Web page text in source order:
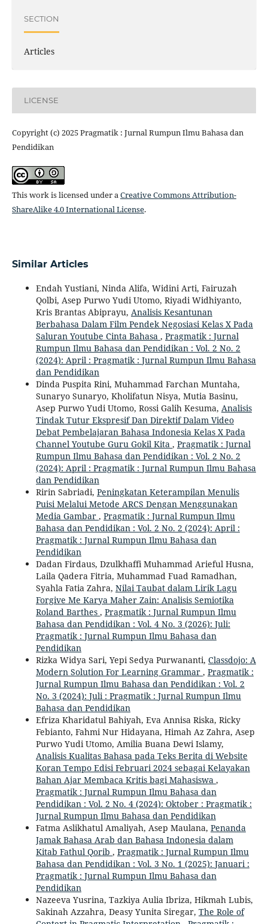
SECTION
Articles
LICENSE
Copyright (c) 2025 Pragmatik : Jurnal Rumpun Ilmu Bahasa dan
Pendidikan
This work is licensed under a Creative Commons Attribution-
ShareAlike 4.0 International License.
Similar Articles
Endah Yustiani, Ninda Alifa, Widini Arti, Fairuzah
Qolbi, Asep Purwo Yudi Utomo, Riyadi Widhiyanto,
Kris Brantas Abiprayu, Analisis Kesantunan
Berbahasa Dalam Film Pendek Negosiasi Kelas X Pada
Saluran Youtube Cinta Bahasa , Pragmatik : Jurnal
Rumpun Ilmu Bahasa dan Pendidikan : Vol. 2 No. 2
(2024): April : Pragmatik : Jurnal Rumpun Ilmu Bahasa
dan Pendidikan
Dinda Puspita Rini, Muhammad Farchan Muntaha,
Sunaryo Sunaryo, Kholifatun Nisya, Mutia Basinu,
Asep Purwo Yudi Utomo, Rossi Galih Kesuma, Analisis
Tindak Tutur Ekspresif Dan Direktif Dalam Video
Debat Pembelajaran Bahasa Indonesia Kelas X Pada
Channel Youtube Guru Gokil Kita , Pragmatik : Jurnal
Rumpun Ilmu Bahasa dan Pendidikan : Vol. 2 No. 2
(2024): April : Pragmatik : Jurnal Rumpun Ilmu Bahasa
dan Pendidikan
Ririn Sabriadi, Peningkatan Keterampilan Menulis
Puisi Melalui Metode ARCS Dengan Menggunakan
Media Gambar , Pragmatik : Jurnal Rumpun Ilmu
Bahasa dan Pendidikan : Vol. 2 No. 2 (2024): April :
Pragmatik : Jurnal Rumpun Ilmu Bahasa dan
Pendidikan
Dadan Firdaus, Dzulkhaffi Muhammad Arieful Husna,
Laila Qadera Fitria, Muhammad Fuad Ramadhan,
Syahla Fatia Zahra, Nilai Taubat dalam Lirik Lagu
Forgive Me Karya Maher Zain: Analisis Semiotika
Roland Barthes , Pragmatik : Jurnal Rumpun Ilmu
Bahasa dan Pendidikan : Vol. 4 No. 3 (2026): Juli:
Pragmatik : Jurnal Rumpun Ilmu Bahasa dan
Pendidikan
Rizka Widya Sari, Yepi Sedya Purwananti, Classdojo: A
Modern Solution For Learning Grammar , Pragmatik :
Jurnal Rumpun Ilmu Bahasa dan Pendidikan : Vol. 2
No. 3 (2024): Juli : Pragmatik : Jurnal Rumpun Ilmu
Bahasa dan Pendidikan
Efriza Kharidatul Bahiyah, Eva Annisa Riska, Ricky
Febianto, Fahmi Nur Hidayana, Himah Az Zahra, Asep
Purwo Yudi Utomo, Amilia Buana Dewi Islamy,
Analisis Kualitas Bahasa pada Teks Berita di Website
Koran Tempo Edisi Februari 2024 sebagai Kelayakan
Bahan Ajar Membaca Kritis bagi Mahasiswa ,
Pragmatik : Jurnal Rumpun Ilmu Bahasa dan
Pendidikan : Vol. 2 No. 4 (2024): Oktober : Pragmatik :
Jurnal Rumpun Ilmu Bahasa dan Pendidikan
Fatma Aslikhatul Amaliyah, Asep Maulana, Penanda
Jamak Bahasa Arab dan Bahasa Indonesia dalam
Kitab Fathul Qorib , Pragmatik : Jurnal Rumpun Ilmu
Bahasa dan Pendidikan : Vol. 3 No. 1 (2025): Januari :
Pragmatik : Jurnal Rumpun Ilmu Bahasa dan
Pendidikan
Nazeeva Yusrina, Tazkiya Aulia Ibriza, Hikmah Lubis,
Sakinah Azzahra, Deasy Yunita Siregar, The Role of